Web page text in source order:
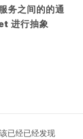
务之间的的通
进行抽象
已经已经发现